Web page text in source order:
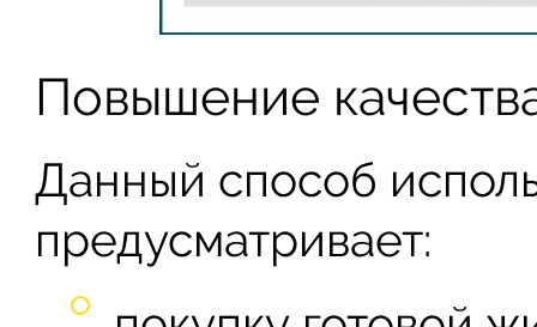
Повышение
Данный способ
предусматривает: